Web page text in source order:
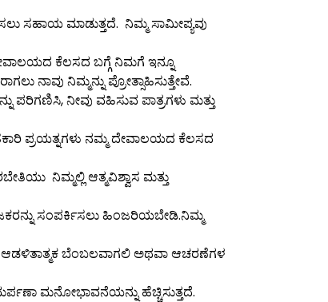
ಸಹಾಯ ಮಾಡುತ್ತದೆ. ನಿಮ್ಮ ಸಾಮೀಪ್ಯವು
ಕೆಲಸದ ಬಗ್ಗೆ ನಿಮಗೆ ಇನ್ನೂ
ನಾವು ನಿಮ್ಮನ್ನು ಪ್ರೋತ್ಸಾಹಿಸುತ್ತೇವೆ.
ನೀವು ವಹಿಸುವ ಪಾತ್ರಗಳು ಮತ್ತು
ಪ್ರಯತ್ನಗಳು ನಮ್ಮ ದೇವಾಲಯದ ಕೆಲಸದ
ನಿಮ್ಮಲ್ಲಿ ಆತ್ಮವಿಶ್ವಾಸ ಮತ್ತು
ಸಂಪರ್ಕಿಸಲು ಹಿಂಜರಿಯಬೇಡಿ.ನಿಮ್ಮ
ಆಡಳಿತಾತ್ಮಕ ಬೆಂಬಲವಾಗಲಿ ಅಥವಾ ಆಚರಣೆಗಳ
ಮನೋಭಾವನೆಯನ್ನು ಹೆಚ್ಚಿಸುತ್ತದೆ.